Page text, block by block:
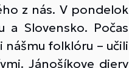
z nás. V pondelok
Slovensko. Počas
nášmu folklóru – učili
Jánošíkove diery